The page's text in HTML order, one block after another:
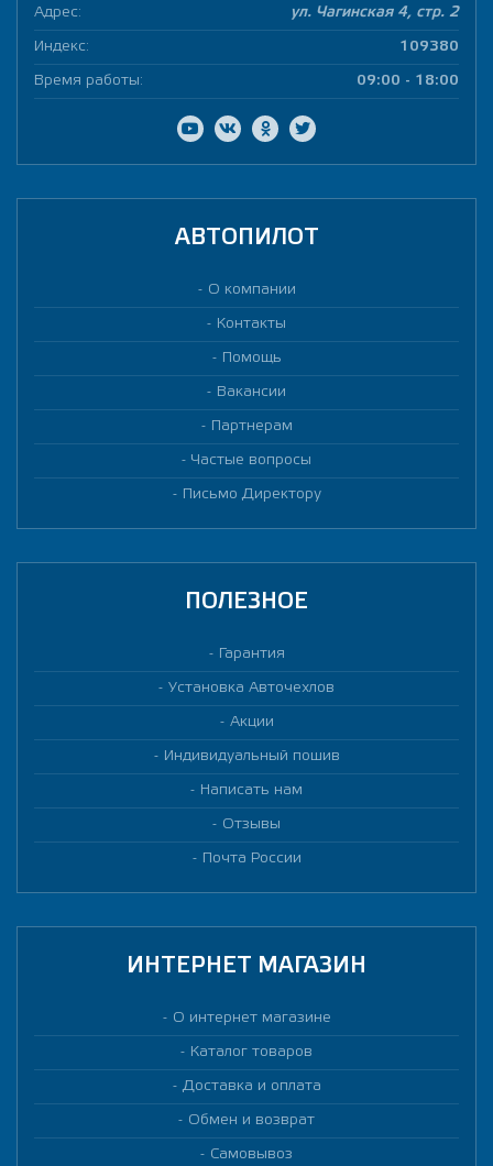
Адрес: ул. Чагинская 4, стр. 2
Индекс: 109380
Время работы: 09:00 - 18:00
АВТОПИЛОТ
О компании
Контакты
Помощь
Вакансии
Партнерам
Частые вопросы
Письмо Директору
ПОЛЕЗНОЕ
Гарантия
Установка Авточехлов
Акции
Индивидуальный пошив
Написать нам
Отзывы
Почта России
ИНТЕРНЕТ МАГАЗИН
О интернет магазине
Каталог товаров
Доставка и оплата
Обмен и возврат
Самовывоз